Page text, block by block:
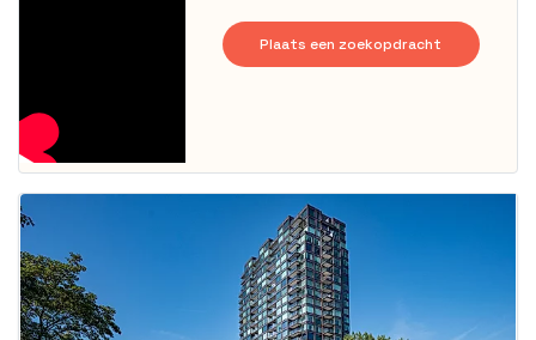
Plaats een zoekopdracht
waarschijnlijk
Om kans te
maken moet je
binnen 15